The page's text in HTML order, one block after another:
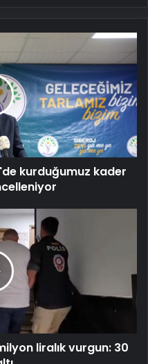
kurduğumuz kader
liralık vurgun: 30